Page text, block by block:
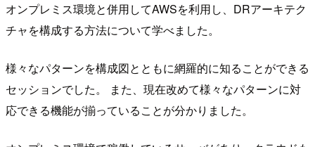
オンプレミス環境と併用してAWSを利用し、DRアーキテク
チャを構成する方法について学べました。
様々なパターンを構成図とともに網羅的に知ることができる
セッションでした。 また、現在改めて様々なパターンに対
応できる機能が揃っていることが分かりました。